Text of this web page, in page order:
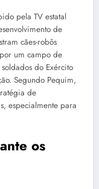
pela TV estatal
de
cães-robôs
um campo de
do Exército
Segundo Pequim,
de
especialmente para
os